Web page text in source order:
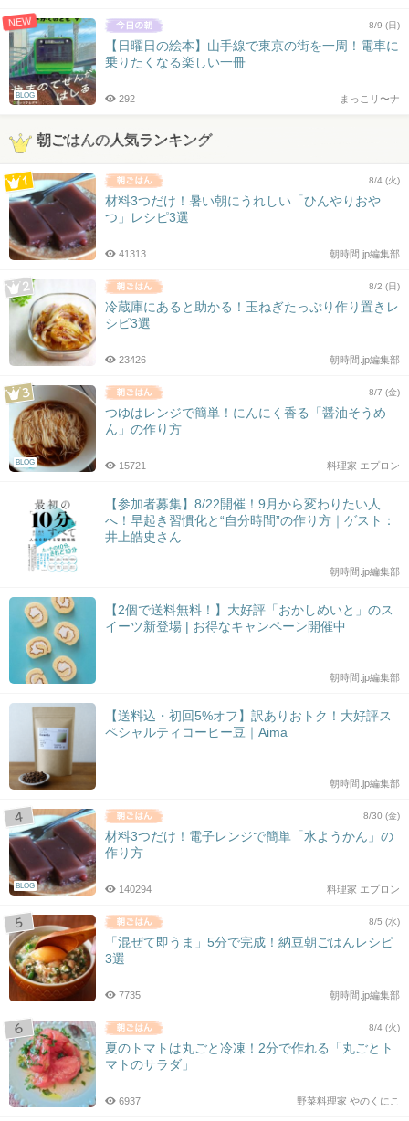
NEW
BLOG
8/9 (日)
【日曜日の絵本】山手線で東京の街を一周！電車に
乗りたくなる楽しい一冊
まっこリ〜ナ
292
朝ごはんの人気ランキング
8/4 (火)
材料3つだけ！暑い朝にうれしい「ひんやりおや
つ」レシピ3選
朝時間.jp編集部
41313
8/2 (日)
冷蔵庫にあると助かる！玉ねぎたっぷり作り置きレ
シピ3選
朝時間.jp編集部
23426
BLOG
8/7 (金)
つゆはレンジで簡単！にんにく香る「醤油そうめ
ん」の作り方
料理家 エプロン
15721
【参加者募集】8/22開催！9月から変わりたい人
へ！早起き習慣化と“自分時間”の作り方｜ゲスト：
井上皓史さん
朝時間.jp編集部
【2個で送料無料！】大好評「おかしめいと」のス
イーツ新登場 | お得なキャンペーン開催中
朝時間.jp編集部
【送料込・初回5%オフ】訳ありおトク！大好評ス
ペシャルティコーヒー豆｜Aima
朝時間.jp編集部
BLOG
8/30 (金)
材料3つだけ！電子レンジで簡単「水ようかん」の
作り方
料理家 エプロン
140294
8/5 (水)
「混ぜて即うま」5分で完成！納豆朝ごはんレシピ
3選
朝時間.jp編集部
7735
8/4 (火)
夏のトマトは丸ごと冷凍！2分で作れる「丸ごとト
マトのサラダ」
野菜料理家 やのくにこ
6937